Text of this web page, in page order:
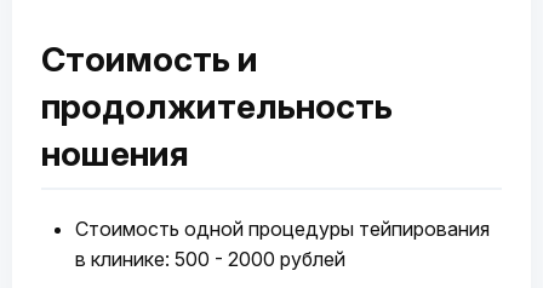
Стоимость и
продолжительность
ношения
Стоимость одной процедуры тейпирования
в клинике: 500 - 2000 рублей